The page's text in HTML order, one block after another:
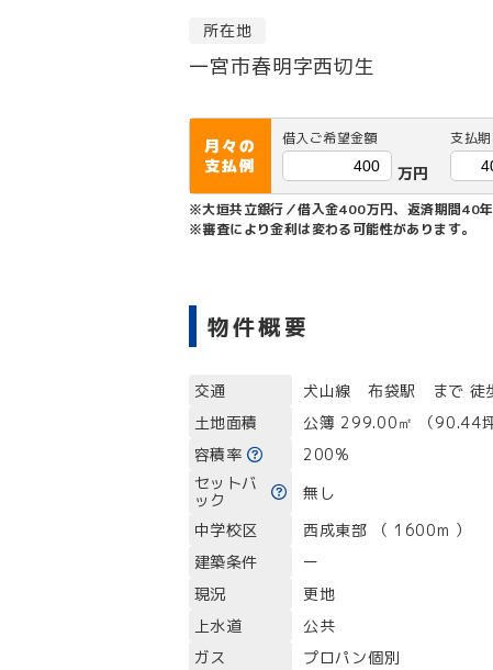
所在地
一宮市春明字西切生
月々の
支払例
借入ご希望金額
万円
支払
※大垣共立銀行／借入金400万円、返済期間40
※審査により金利は変わる可能性があります。
物件概要
交通 犬山線 布袋駅 まで 徒
土地面積
公簿 299.00㎡ （90.44坪
容積率
200%
セットバ
ック
無し
中学校区
西成東部 （ 1600m ）
建築条件
ー
現況
更地
上水道
公共
ガス
プロパン個別